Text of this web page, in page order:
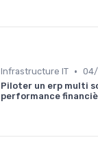
Infrastructure IT •
Piloter un erp multi
performance